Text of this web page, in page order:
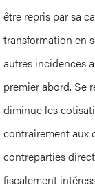
être repris par sa
transformation en
autres incidences
premier abord. Se
diminue les
contrairement aux
contreparties
fiscalement